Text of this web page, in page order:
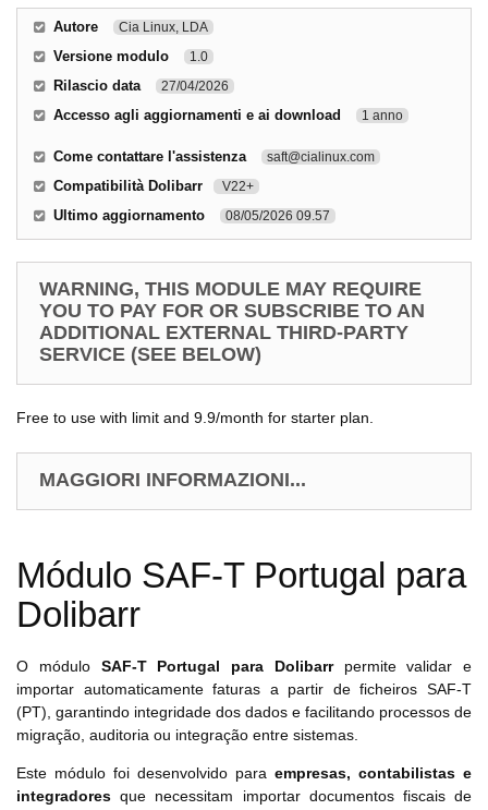
Autore Cia Linux, LDA
Versione modulo 1.0
Rilascio data 27/04/2026
Accesso agli aggiornamenti e ai download 1 anno
Come contattare l'assistenza saft@cialinux.com
Compatibilità Dolibarr V22+
Ultimo aggiornamento 08/05/2026 09.57
WARNING, THIS MODULE MAY REQUIRE
YOU TO PAY FOR OR SUBSCRIBE TO AN
ADDITIONAL EXTERNAL THIRD-PARTY
SERVICE (SEE BELOW)
Free to use with limit and 9.9/month for starter plan.
MAGGIORI INFORMAZIONI...
Módulo SAF-T Portugal para
Dolibarr
O módulo SAF-T Portugal para Dolibarrpermite validar e
importar automaticamente faturas a partir de ficheiros SAF-T
(PT), garantindo integridade dos dados e facilitando processos de
migração, auditoria ou integração entre sistemas.
Este módulo foi desenvolvido para empresas, contabilistas e
integradores que necessitam importar documentos fiscais de